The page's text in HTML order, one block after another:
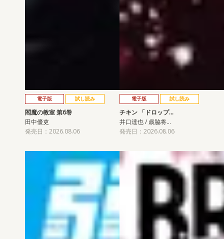
電子版 試し読み
閻魔の教室 第6巻
田中優吏
発売日：2026.08.06
電子版 試し読み
チキン 「ドロップ…
井口達也 / 歳脇将…
発売日：2026.08.06